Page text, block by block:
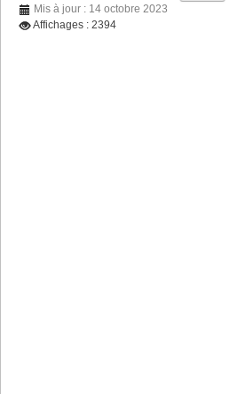
Mis à jour : 14 octobre 2023
Affichages : 2394